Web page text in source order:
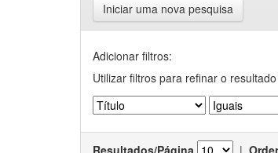
Iniciar uma nova pesquisa
Adicionar filtros:
Utilizar filtros para refinar o
Resultados/Página |